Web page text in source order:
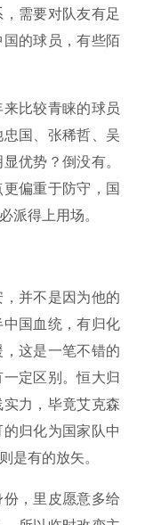
需要对队友有足
的球员，有些陌
比较青睐的球员
国、张稀哲、吴
优势？倒没有。
偏重于防守，国
派得上用场。
并不是因为他的
国血统，有归化
这是一笔不错的
定区别。恒大归
力，毕竟艾克森
归化为国家队中
是有的放矢。
，里皮愿意多给